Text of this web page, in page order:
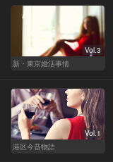
Vol.3
新・東京婚活事情
Vol.1
港区今昔物語